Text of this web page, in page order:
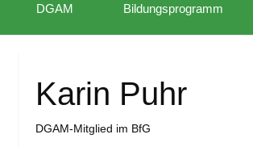
DGAM Bildungsprogramm
Karin Puhr
DGAM-Mitglied im BfG